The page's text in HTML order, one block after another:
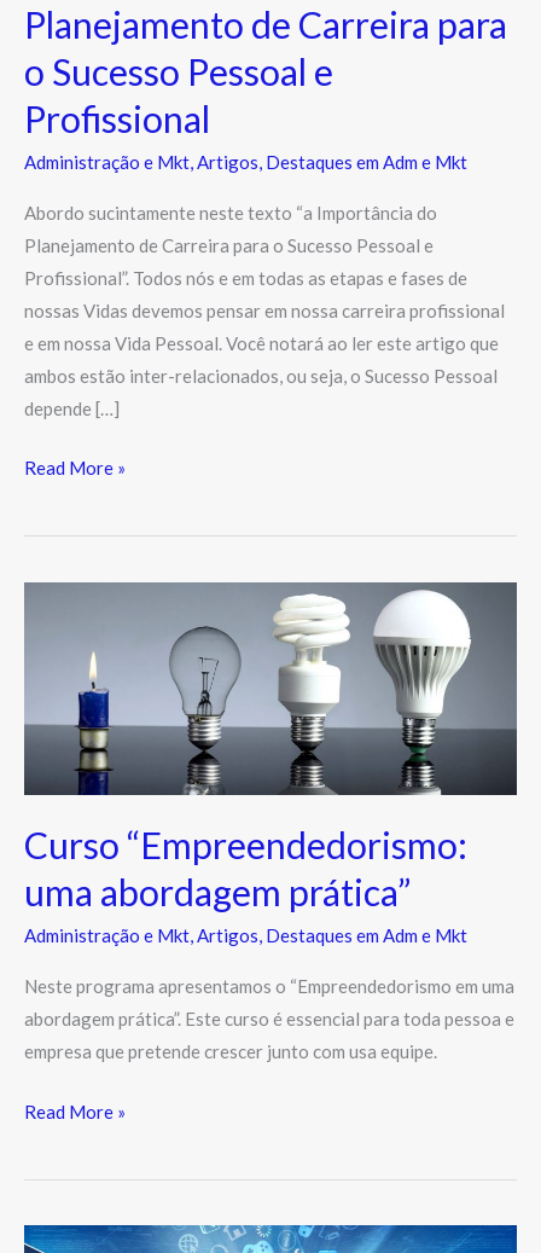
Planejamento de Carreira para
o Sucesso Pessoal e
Profissional
Administração e Mkt,Artigos, Destaques em Adm e Mkt
Abordo sucintamente neste texto “a Importância do
Planejamento de Carreira para o Sucesso Pessoal e
Profissional”. Todos nós e em todas as etapas e fases de
nossas Vidas devemos pensar em nossa carreira profissional
e em nossa Vida Pessoal. Você notará ao ler este artigo que
ambos estão inter-relacionados, ou seja, o Sucesso Pessoal
depende […]
Read More »
Curso “Empreendedorismo:
uma abordagem prática”
Administração e Mkt,Artigos, Destaques em Adm e Mkt
Neste programa apresentamos o “Empreendedorismo em uma
abordagem prática”. Este curso é essencial para toda pessoa e
empresa que pretende crescer junto com usa equipe.
“Empreendedorismo:
abordagem
prática”
Read More »
Algumas